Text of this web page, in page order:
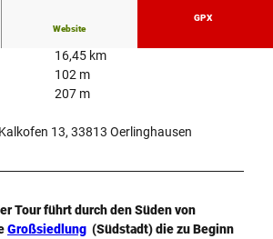
Website
GPX
16,45 km
102 m
207 m
13, 33813 Oerlinghausen
Tour führt durch den Süden von
Großsiedlung (Südstadt) die zu Beginn